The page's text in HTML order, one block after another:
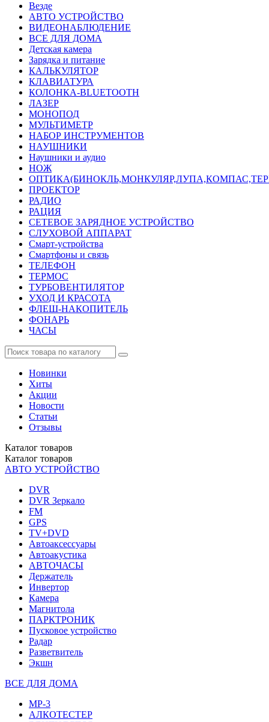
Везде
АВТО УСТРОЙСТВО
ВИДЕОНАБЛЮДЕНИЕ
ВСЕ ДЛЯ ДОМА
Детская камера
Зарядка и питание
КАЛЬКУЛЯТОР
КЛАВИАТУРА
КОЛОНКА-BLUETOOTH
ЛАЗЕР
МОНОПОД
МУЛЬТИМЕТР
НАБОР ИНСТРУМЕНТОВ
НАУШНИКИ
Наушники и аудио
НОЖ
ПРОЕКТОР
РАДИО
РАЦИЯ
СЕТЕВОЕ ЗАРЯДНОЕ УСТРОЙСТВО
СЛУХОВОЙ АППАРАТ
Смарт-устройства
Смартфоны и связь
ТЕЛЕФОН
ТЕРМОС
ТУРБОВЕНТИЛЯТОР
УХОД И КРАСОТА
ФЛЕШ-НАКОПИТЕЛЬ
ФОНАРЬ
ЧАСЫ
Новинки
Хиты
Акции
Новости
Статьи
Отзывы
Каталог товаров
Каталог товаров
АВТО УСТРОЙСТВО
DVR
DVR Зеркало
FM
GPS
TV+DVD
Автоаксессуары
Автоакустика
АВТОЧАСЫ
Держатель
Инвертор
Камера
Магнитола
ПАРКТРОНИК
Пусковое устройство
Радар
Разветвитель
Экшн
ВСЕ ДЛЯ ДОМА
MP-3
АЛКОТЕСТЕР